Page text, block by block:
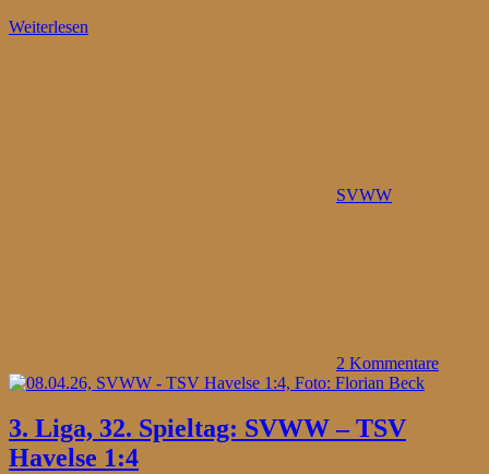
Weiterlesen
SVWW
2 Kommentare
3. Liga, 32. Spieltag: SVWW – TSV
Havelse 1:4